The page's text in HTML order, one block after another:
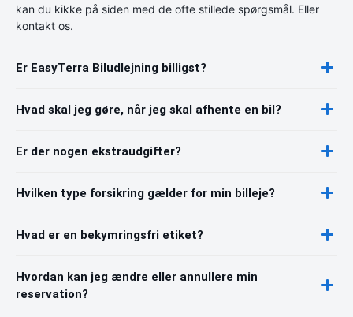
kan du kikke på siden med de ofte stillede spørgsmål. Eller
kontakt os.
Er EasyTerra Biludlejning billigst?
Hvad skal jeg gøre, når jeg skal afhente en bil?
Er der nogen ekstraudgifter?
Hvilken type forsikring gælder for min billeje?
Hvad er en bekymringsfri etiket?
Hvordan kan jeg ændre eller annullere min
reservation?